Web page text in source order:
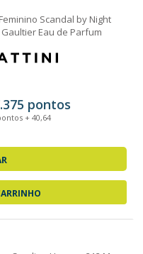
Scandal by Night
Gaultier Eau de Parfum
pontos
+ 40,64